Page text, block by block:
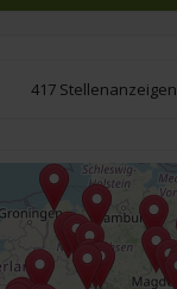
417 Stellenanzeigen